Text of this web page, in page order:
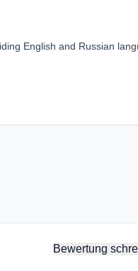
English and Russian
Bewertung